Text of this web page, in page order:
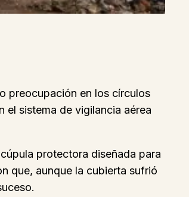
preocupación en los círculos
el sistema de vigilancia aérea
protectora diseñada para
que, aunque la cubierta sufrió